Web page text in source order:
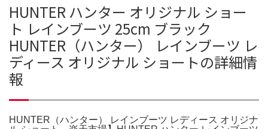
HUNTER ハンター オリジナル ショー
ト レインブーツ 25cm ブラック
HUNTER（ハンター） レインブーツ レ
ディース オリジナル ショートの詳細情
報
HUNTER（ハンター） レインブーツ レディース オリジナ